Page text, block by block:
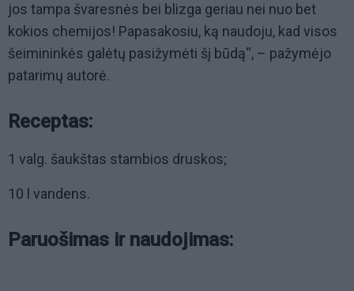
jos tampa švaresnės bei blizga geriau nei nuo bet
kokios chemijos! Papasakosiu, ką naudoju, kad visos
šeimininkės galėtų pasižymėti šį būdą“, – pažymėjo
patarimų autorė.
Receptas:
1 valg. šaukštas stambios druskos;
10 l vandens.
Paruošimas ir naudojimas: